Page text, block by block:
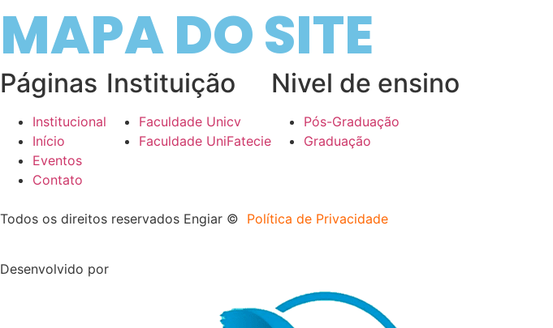
MAPA DO SITE
Páginas
Institucional
Início
Eventos
Contato
Instituição
Faculdade Unicv
Faculdade UniFatecie
Nivel de ensino
Pós-Graduação
Graduação
Todos os direitos reservados Engiar © Política de Privacidade
Desenvolvido por